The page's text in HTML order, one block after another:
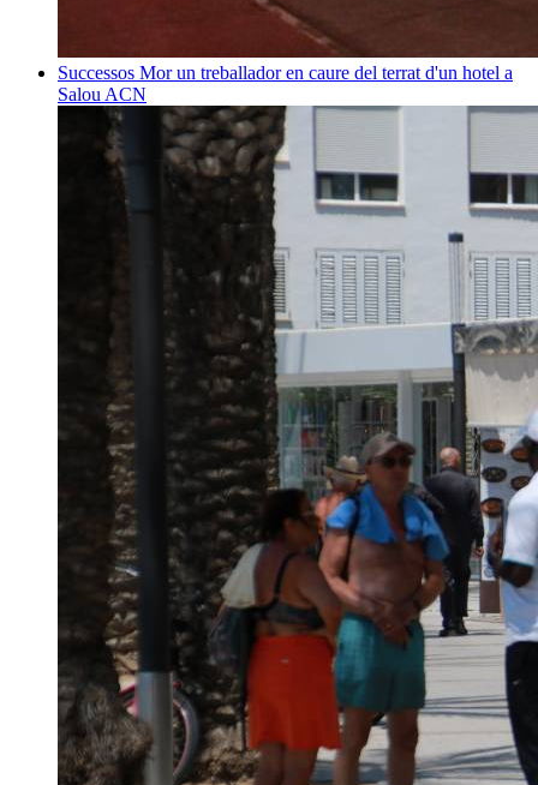
Successos Mor un treballador en caure del terrat d'un hotel a
Salou ACN